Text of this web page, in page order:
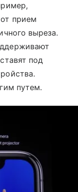
прием
выреза.
под
путем.